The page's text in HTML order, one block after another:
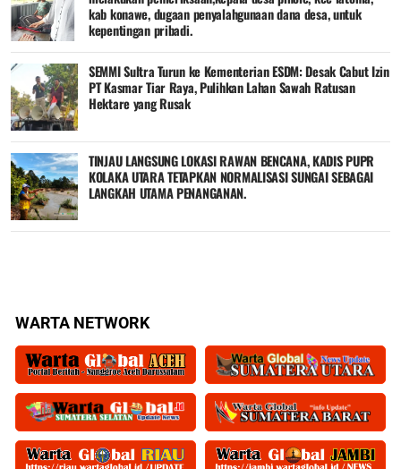
kab konawe, dugaan penyalahgunaan dana desa, untuk
kepentingan pribadi.
SEMMI Sultra Turun ke Kementerian ESDM: Desak Cabut Izin
PT Kasmar Tiar Raya, Pulihkan Lahan Sawah Ratusan
Hektare yang Rusak
TINJAU LANGSUNG LOKASI RAWAN BENCANA, KADIS PUPR
KOLAKA UTARA TETAPKAN NORMALISASI SUNGAI SEBAGAI
LANGKAH UTAMA PENANGANAN.
WARTA NETWORK